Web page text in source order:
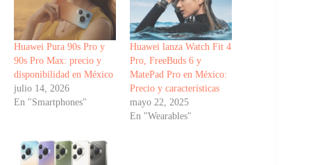
Huawei Pura 90s Pro y
90s Pro Max: precio y
disponibilidad en México
julio 14, 2026
En "Smartphones"
Huawei lanza Watch Fit 4
Pro, FreeBuds 6 y
MatePad Pro en México:
Precio y características
mayo 22, 2025
En "Wearables"